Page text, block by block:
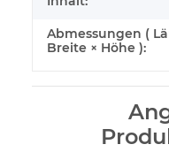
Abmessungen (
Breite × Höhe ):